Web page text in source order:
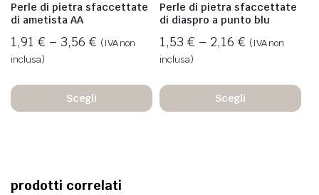
Perle di pietra sfaccettate
di ametista AA
1,91 € – 3,56 € (IVA non
inclusa)
Scegli
Perle di pietra sfaccettate
di diaspro a punto blu
1,53 € – 2,16 € (IVA non
inclusa)
Scegli
prodotti correlati